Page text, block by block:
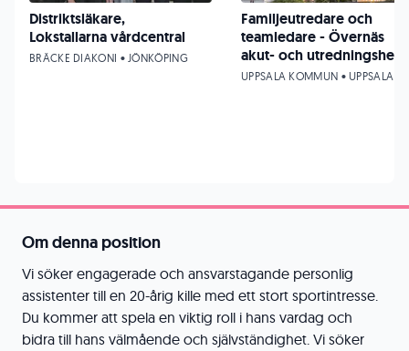
Om denna position
Vi söker engagerade och ansvarstagande personlig
assistenter till en 20-årig kille med ett stort sportintresse.
Du kommer att spela en viktig roll i hans vardag och
bidra till hans välmående och självständighet. Vi söker
Distriktsläkare,
Lokstallarna vårdcentral
BRÄCKE DIAKONI • JÖNKÖPING
Familjeutredare och
teamledare - Övernäs
akut- och utredningshem
UPPSALA KOMMUN • UPPSALA